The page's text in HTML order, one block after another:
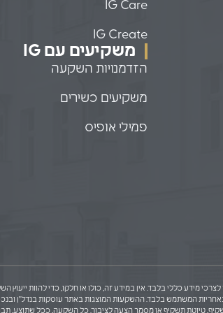
IG Care
IG Create
משקיעים עם IG
הזדמנויות השקעה
משקיעים כשירים
פמילי אופיס
מידע כללי בלבד. אין במידע זה, כולו או חלקו, כדי להוות
המשתמש בלבד. ההשקעות המוצגות באתר עוסקות בנדל"ן
מהווה תשקיף, טיוטת תשקיף או מסמך הצעה לציבור. כל השקעה, ככל